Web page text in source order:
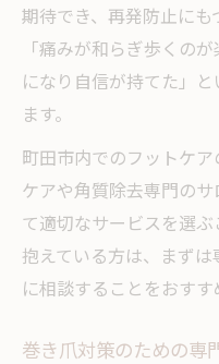
期待でき、再発防止に
「痛みが和らぎ歩くの
になり自信が持てた」
ます。
町田市内でのフットケ
ケアや角質除去専門の
て適切なサービスを選
抱えている方は、まず
に相談することをおすす
巻き爪対策のための専